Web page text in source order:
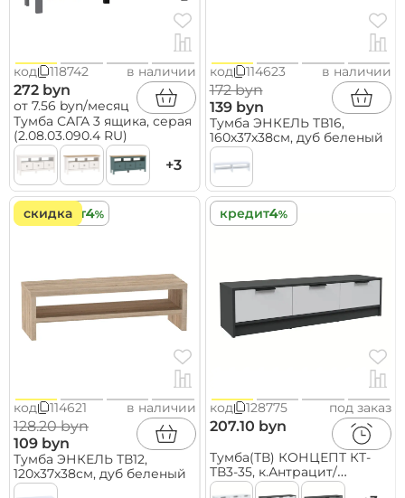
код 118742 в наличии
272 byn
от 7.56 byn/месяц
Тумба САГА 3 ящика, серая
(2.08.03.090.4 RU)
+3
код 114623 в наличии
172 byn
139 byn
Тумба ЭНКЕЛЬ ТВ16,
160х37х38см, дуб беленый
скидка
кредит
код 114621 в наличии
128.20 byn
109 byn
Тумба ЭНКЕЛЬ ТВ12,
120х37х38см, дуб беленый
кредит
код 128775 под заказ
207.10 byn
Тумба(ТВ) КОНЦЕПТ КТ-
ТВ3-35, к.Антрацит/
ф.Серый